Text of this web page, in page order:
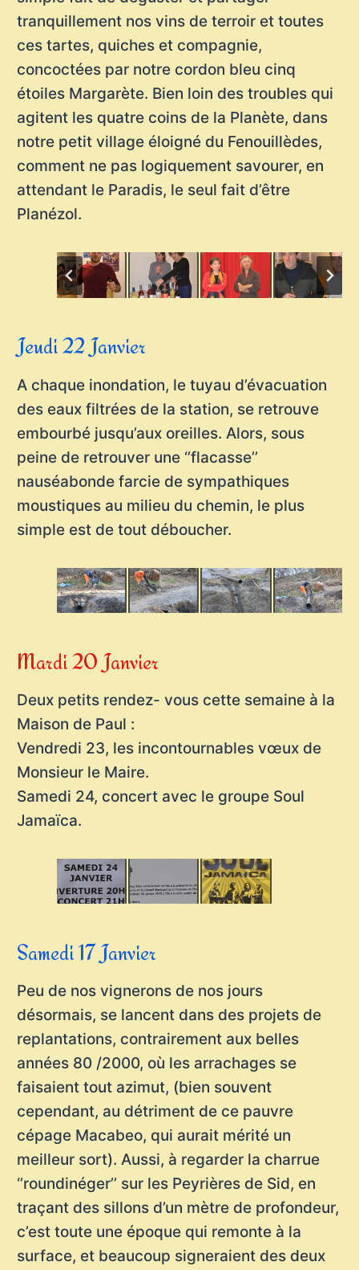
tranquillement nos vins de terroir et toutes
ces tartes, quiches et compagnie,
concoctées par notre cordon bleu cinq
étoiles Margarète. Bien loin des troubles qui
agitent les quatre coins de la Planète, dans
notre petit village éloigné du Fenouillèdes,
comment ne pas logiquement savourer, en
attendant le Paradis, le seul fait d’être
Planézol.
Jeudi 22 Janvier
A chaque inondation, le tuyau d’évacuation
des eaux filtrées de la station, se retrouve
embourbé jusqu’aux oreilles. Alors, sous
peine de retrouver une ‘’flacasse’’
nauséabonde farcie de sympathiques
moustiques au milieu du chemin, le plus
simple est de tout déboucher.
Mardi 20 Janvier
Deux petits rendez- vous cette semaine à la
Maison de Paul :
Vendredi 23, les incontournables vœux de
Monsieur le Maire.
Samedi 24, concert avec le groupe Soul
Jamaïca.
Samedi 17 Janvier
Peu de nos vignerons de nos jours
désormais, se lancent dans des projets de
replantations, contrairement aux belles
années 80 /2000, où les arrachages se
faisaient tout azimut, (bien souvent
cependant, au détriment de ce pauvre
cépage Macabeo, qui aurait mérité un
meilleur sort). Aussi, à regarder la charrue
‘’roundinéger’’ sur les Peyrières de Sid, en
traçant des sillons d’un mètre de profondeur,
c’est toute une époque qui remonte à la
surface, et beaucoup signeraient des deux